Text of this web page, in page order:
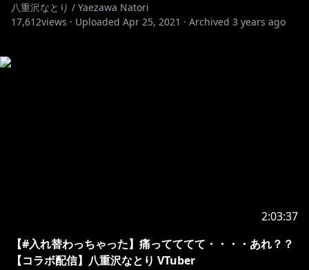
八重沢なとり / Yaezawa Natori
17,612views · Uploaded Apr 25, 2021 · Archived 3 years ago
2:03:37
【#入れ替わっちゃった】痛ってててて・・・・あれ？？
【コラボ配信】八重沢なとり VTuber